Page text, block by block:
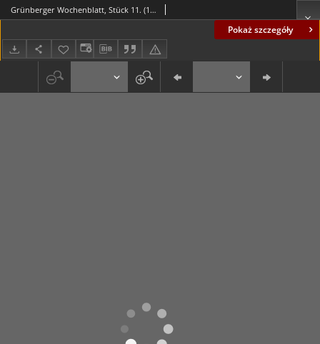
Pokaż szczegóły
Grünberger Wochenblatt, Stück 11. (17. März 1827)